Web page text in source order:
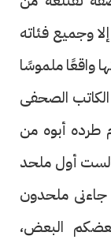
وجميع فئاته
واقعًا ملموسًا
الصحفى
أبوه من
«لست أول ملحد
جاءنى ملحدون
البعض،